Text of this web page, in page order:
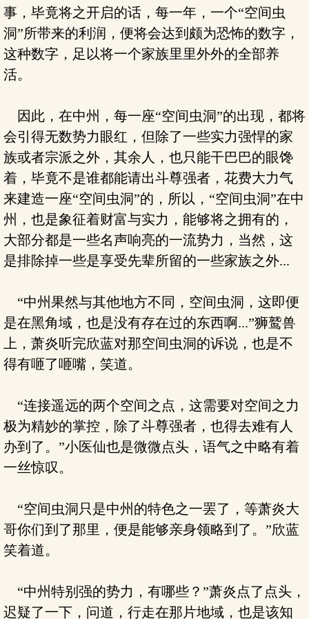
事，毕竟将之开启的话，每一年，一个“空间虫
洞”所带来的利润，便将会达到颇为恐怖的数字，
这种数字，足以将一个家族里里外外的全部养
活。
因此，在中州，每一座“空间虫洞”的出现，都将
会引得无数势力眼红，但除了一些实力强悍的家
族或者宗派之外，其余人，也只能干巴巴的眼馋
着，毕竟不是谁都能请出斗尊强者，花费大力气
来建造一座“空间虫洞”的，所以，“空间虫洞”在中
州，也是象征着财富与实力，能够将之拥有的，
大部分都是一些名声响亮的一流势力，当然，这
是排除掉一些是享受先辈所留的一些家族之外...
“中州果然与其他地方不同，空间虫洞，这即便
是在黑角域，也是没有存在过的东西啊...”狮鹫兽
上，萧炎听完欣蓝对那空间虫洞的诉说，也是不
得有咂了咂嘴，笑道。
“连接遥远的两个空间之点，这需要对空间之力
极为精妙的掌控，除了斗尊强者，也得去难有人
办到了。”小医仙也是微微点头，语气之中略有着
一丝惊叹。
“空间虫洞只是中州的特色之一罢了，等萧炎大
哥你们到了那里，便是能够亲身领略到了。”欣蓝
笑着道。
“中州特别强的势力，有哪些？”萧炎点了点头，
迟疑了一下，问道，行走在那片地域，也是该知